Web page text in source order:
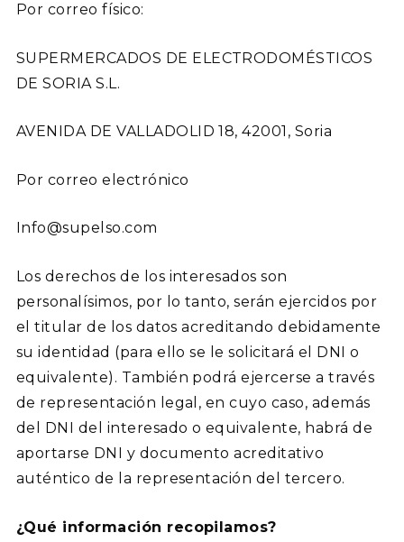
Por correo físico:
SUPERMERCADOS DE ELECTRODOMÉSTICOS
DE SORIA S.L.
AVENIDA DE VALLADOLID 18, 42001, Soria
Por correo electrónico
Info@supelso.com
Los derechos de los interesados son
personalísimos, por lo tanto, serán ejercidos por
el titular de los datos acreditando debidamente
su identidad (para ello se le solicitará el DNI o
equivalente). También podrá ejercerse a través
de representación legal, en cuyo caso, además
del DNI del interesado o equivalente, habrá de
aportarse DNI y documento acreditativo
auténtico de la representación del tercero.
¿Qué información recopilamos?